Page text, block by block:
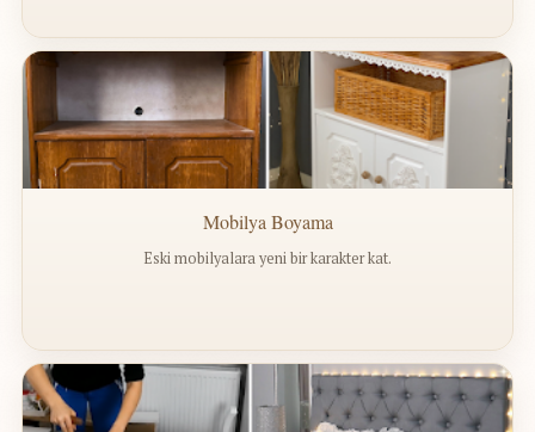
Mobilya Boyama
Eski mobilyalara yeni bir karakter kat.